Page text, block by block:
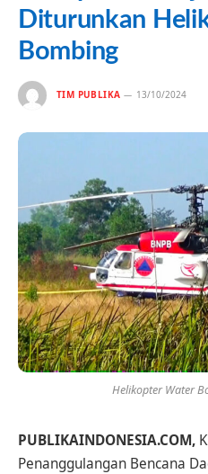
Diturunkan
Bombing
TIM PUBLIKA 13/10/2024
Helikopter Water
PUBLIKAINDONESIA.COM,
Penanggulangan Bencana